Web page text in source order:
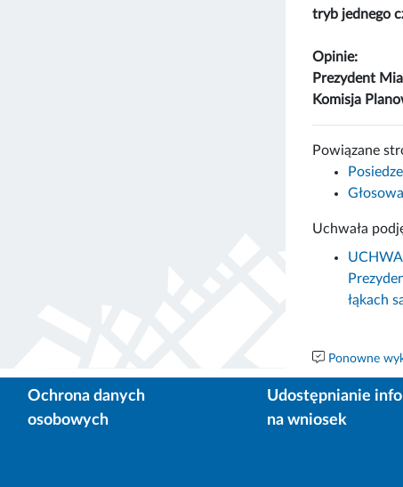
tryb jednego
Opinie:
Prezydent
Komisja
Powiązane
Uchwała
łąkach
Ponowne
Ochrona danych
osobowych
Udostępnianie
na wniosek